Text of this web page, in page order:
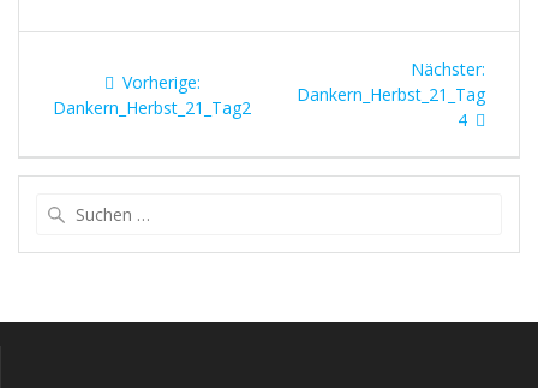
Vorherige:Vorheriger
Beitrag:
Dankern_Herbst_21_Tag2
Nächster:
Dankern_Herbst_21_Tag
4